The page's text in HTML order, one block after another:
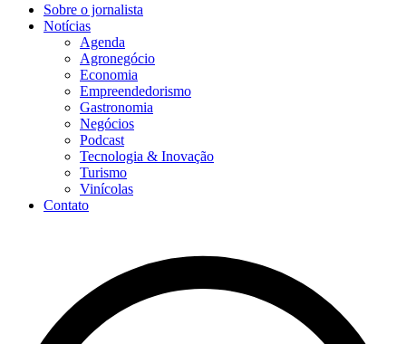
Sobre o jornalista
Notícias
Agenda
Agronegócio
Economia
Empreendedorismo
Gastronomia
Negócios
Podcast
Tecnologia & Inovação
Turismo
Vinícolas
Contato